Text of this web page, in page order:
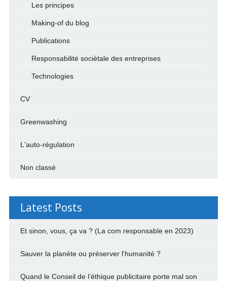
Les principes
Making-of du blog
Publications
Responsabilité sociétale des entreprises
Technologies
CV
Greenwashing
L'auto-régulation
Non classé
Latest Posts
Et sinon, vous, ça va ? (La com responsable en 2023)
Sauver la planète ou préserver l'humanité ?
Quand le Conseil de l’éthique publicitaire porte mal son